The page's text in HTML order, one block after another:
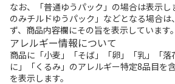
なお、「普通ゆうパック」の場合は表示
のみチルドゆうパック」などとなる場合は
ず、商品内容欄にその旨を表示しています。
アレルギー情報について
商品に「小麦」「そば」「卵」「乳」「落
に」「くるみ」のアレルギー特定8品目を
を表示します。